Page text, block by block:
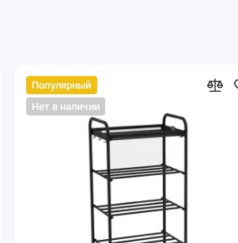
Популярный
Нет в наличии